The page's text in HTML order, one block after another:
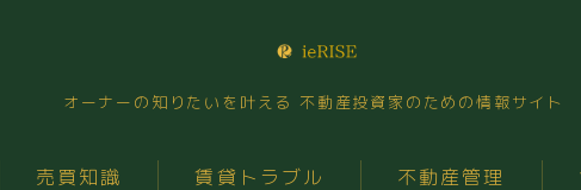
オーナーの知りたいを叶える 不動産投資家のための情報サイト
売買知識 賃貸トラブル 不動産管理